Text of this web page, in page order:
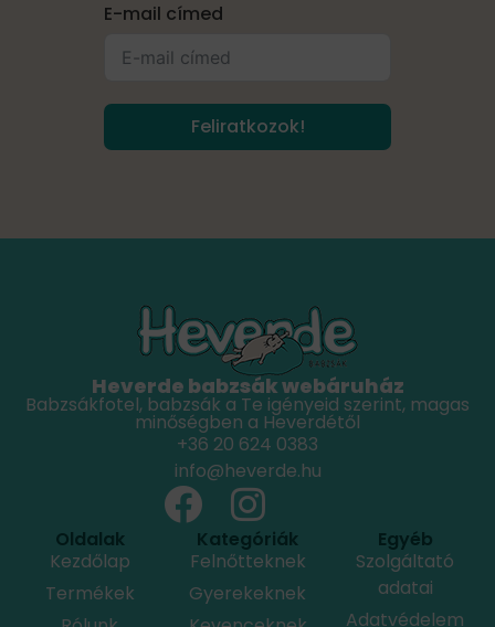
E-mail címed
Feliratkozok!
Heverde babzsák webáruház
Babzsákfotel, babzsák a Te igényeid szerint, magas
minőségben a Heverdétől
+36 20 624 0383
info@heverde.hu
Oldalak
Kezdőlap
Termékek
Kategóriák
Felnőtteknek
Gyerekeknek
Egyéb
Szolgáltató
adatai
Adatvédelem